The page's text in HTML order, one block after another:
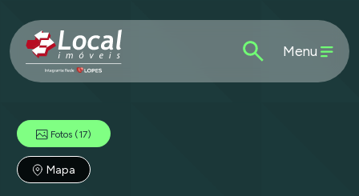
Menu
Fotos (17)
Mapa